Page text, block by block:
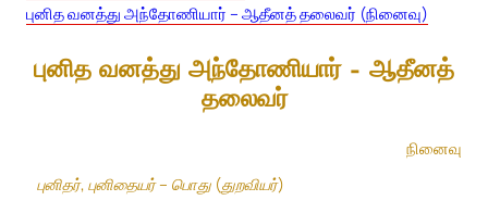
புனித வனத்து அந்தோணியார் – ஆதீனத் தலைவர் (நினைவு)
புனித வனத்து அந்தோணியார் – ஆதீனத்
தலைவர்
நினைவு
புனிதர், புனிதையர் – பொது (துறவியர்)